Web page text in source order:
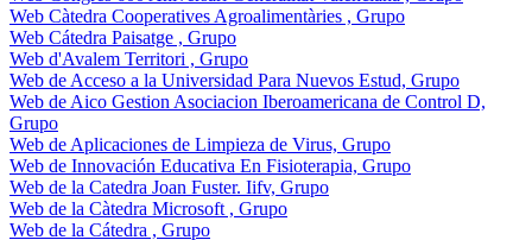
Web Càtedra Cooperatives Agroalimentàries , Grupo
Web Cátedra Paisatge , Grupo
Web d'Avalem Territori , Grupo
Web de Acceso a la Universidad Para Nuevos Estud, Grupo
Web de Aico Gestion Asociacion Iberoamericana de Control D,
Grupo
Web de Aplicaciones de Limpieza de Virus, Grupo
Web de Innovación Educativa En Fisioterapia, Grupo
Web de la Catedra Joan Fuster. Iifv, Grupo
Web de la Càtedra Microsoft , Grupo
Web de la Cátedra , Grupo